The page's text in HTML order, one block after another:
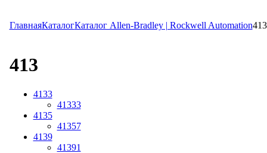
ГлавнаяКаталогКаталог Allen-Bradley | Rockwell Automation413
413
4133
41333
4135
41357
4139
41391